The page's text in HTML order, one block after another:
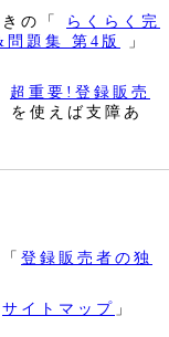
の「
らくらく完
題集 第4版
」
超重要!登録販売
を使えば支障あ
登録販売者の独
サイトマップ 」